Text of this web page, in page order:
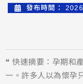
發布時間：
❝ 快速摘要：孕期和
一。許多人以為懷孕